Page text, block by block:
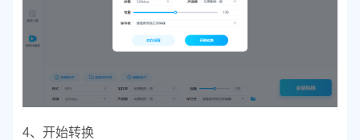
4、开始转换